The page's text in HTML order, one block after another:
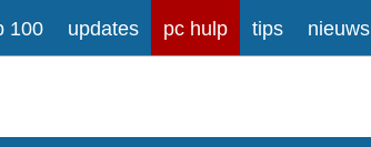
100 updates pc hulp tips nieuws